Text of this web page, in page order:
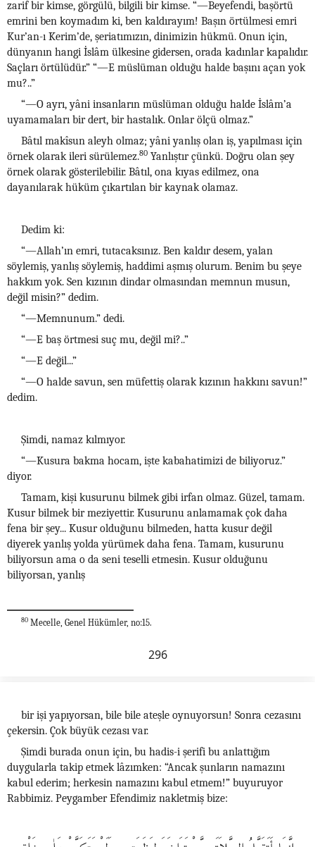
zarif bir kimse, görgülü, bilgili bir kimse. “—Beyefendi, başörtü
emrini ben koymadım ki, ben kaldırayım! Başın örtülmesi emri
Kur’an-ı Kerim’de, şeriatımızın, dinimizin hükmü. Onun için,
dünyanın hangi İslâm ülkesine gidersen, orada kadınlar kapalıdır.
Saçları örtülüdür.” “—E müslüman olduğu halde başını açan yok
mu?..”
“—O ayrı, yâni insanların müslüman olduğu halde İslâm’a
uyamamaları bir dert, bir hastalık. Onlar ölçü olmaz.”
Bâtıl makîsun aleyh olmaz; yâni yanlış olan iş, yapılması için
örnek olarak ileri sürülemez.80 Yanlıştır çünkü. Doğru olan şey
örnek olarak gösterilebilir. Bâtıl, ona kıyas edilmez, ona
dayanılarak hüküm çıkartılan bir kaynak olamaz.
Dedim ki:
“—Allah’ın emri, tutacaksınız. Ben kaldır desem, yalan
söylemiş, yanlış söylemiş, haddimi aşmış olurum. Benim bu şeye
hakkım yok. Sen kızının dindar olmasından memnun musun,
değil misin?” dedim.
“—Memnunum.” dedi.
“—E baş örtmesi suç mu, değil mi?..”
“—E değil...”
“—O halde savun, sen müfettiş olarak kızının hakkını savun!”
dedim.
Şimdi, namaz kılmıyor.
“—Kusura bakma hocam, işte kabahatimizi de biliyoruz.”
diyor.
Tamam, kişi kusurunu bilmek gibi irfan olmaz. Güzel, tamam.
Kusur bilmek bir meziyettir. Kusurunu anlamamak çok daha
fena bir şey... Kusur olduğunu bilmeden, hatta kusur değil
diyerek yanlış yolda yürümek daha fena. Tamam, kusurunu
biliyorsun ama o da seni teselli etmesin. Kusur olduğunu
biliyorsan, yanlış
80 Mecelle, Genel Hükümler, no:15.
296
bir işi yapıyorsan, bile bile ateşle oynuyorsun! Sonra cezasını
çekersin. Çok büyük cezası var.
Şimdi burada onun için, bu hadis-i şerifi bu anlattığım
duygularla takip etmek lâzımken: “Ancak şunların namazını
kabul ederim; herkesin namazını kabul etmem!” buyuruyor
Rabbimiz. Peygamber Efendimiz nakletmiş bize: